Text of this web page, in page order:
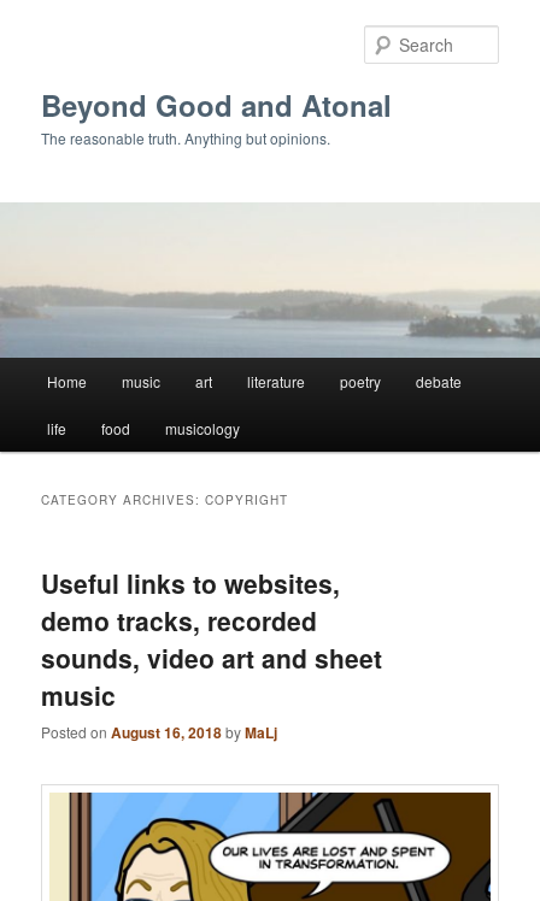
Beyond Good and Atonal
The reasonable truth. Anything but opinions.
Home music art literature poetry debate
life food musicology
CATEGORY ARCHIVES:COPYRIGHT
Useful links to websites,
demo tracks, recorded
sounds, video art and sheet
music
Posted onAugust 16, 2018byMaLj